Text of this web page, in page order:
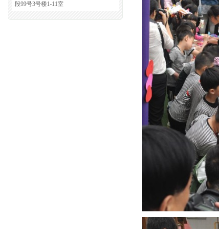
段99号3号楼1-11室